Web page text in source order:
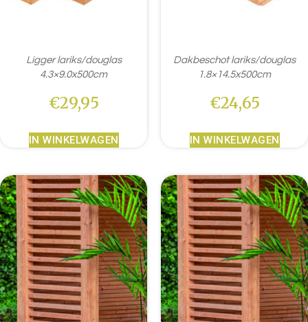
Ligger lariks/douglas
4.3×9.0x500cm
€29,95
IN WINKELWAGEN
Dakbeschot lariks/douglas
1.8×14.5x500cm
€24,65
IN WINKELWAGEN